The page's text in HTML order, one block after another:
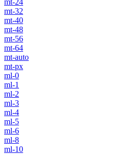
mt-32
mt-40
mt-48
mt-56
mt-64
mt-auto
mt-px
ml-0
ml-1
ml-2
ml-3
ml-4
ml-5
ml-6
ml-8
ml-10